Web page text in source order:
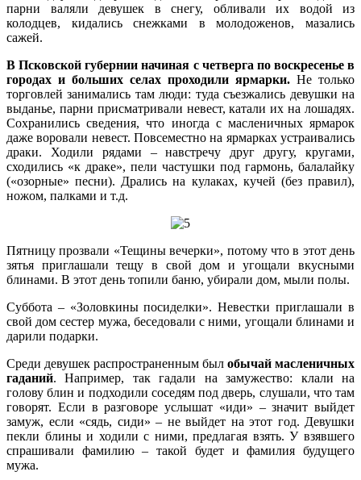
парни валяли девушек в снегу, обливали их водой из
колодцев, кидались снежками в молодоженов, мазались
сажей.
В Псковской губернии начиная с четверга по воскресенье в
городах и больших селах проходили ярмарки. Не только
торговлей занимались там люди: туда съезжались девушки на
выданье, парни присматривали невест, катали их на лошадях.
Сохранились сведения, что иногда с масленичных ярмарок
даже воровали невест. Повсеместно на ярмарках устраивались
драки. Ходили рядами – навстречу друг другу, кругами,
сходились «к драке», пели частушки под гармонь, балалайку
(«озорные» песни). Дрались на кулаках, кучей (без правил),
ножом, палками и т.д.
Пятницу прозвали «Тещины вечерки», потому что в этот день
зятья приглашали тещу в свой дом и угощали вкусными
блинами. В этот день топили баню, убирали дом, мыли полы.
Суббота – «Золовкины посиделки». Невестки приглашали в
свой дом сестер мужа, беседовали с ними, угощали блинами и
дарили подарки.
Среди девушек распространенным был обычай масленичных
гаданий. Например, так гадали на замужество: клали на
голову блин и подходили соседям под дверь, слушали, что там
говорят. Если в разговоре услышат «иди» – значит выйдет
замуж, если «сядь, сиди» – не выйдет на этот год. Девушки
пекли блины и ходили с ними, предлагая взять. У взявшего
спрашивали фамилию – такой будет и фамилия будущего
мужа.